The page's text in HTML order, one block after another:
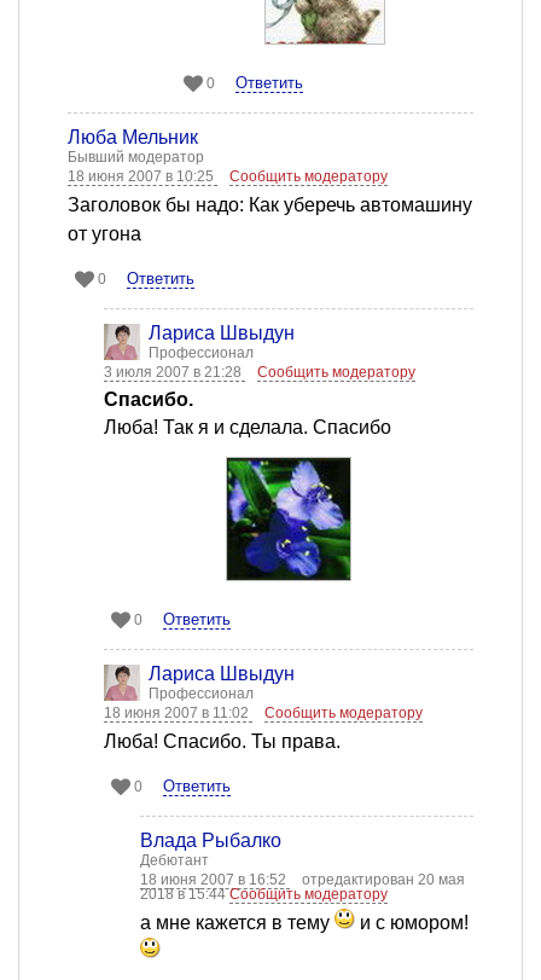
0 Ответить
Люба Мельник
Бывший модератор
18 июня 2007 в 10:25
Сообщить модератору
Заголовок бы надо: Как уберечь автомашину
от угона
0 Ответить
Лариса Швыдун
Профессионал
3 июля 2007 в 21:28
Сообщить модератору
Спасибо.
Люба! Так я и сделала. Спасибо
0 Ответить
Лариса Швыдун
Профессионал
18 июня 2007 в 11:02
Сообщить модератору
Люба! Спасибо. Ты права.
0 Ответить
Влада Рыбалко
Дебютант
18 июня 2007 в 16:52
отредактирован 20 мая
2018 в 15:44Сообщить модератору
а мне кажется в тему и с юмором!